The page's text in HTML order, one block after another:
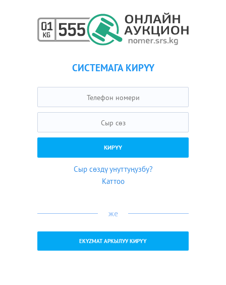
СИСТЕМАГА КИРҮҮ
Сыр сөздү унуттуңузбу?
Каттоо
же
EKYZMAT АРКЫЛУУ КИРҮҮ